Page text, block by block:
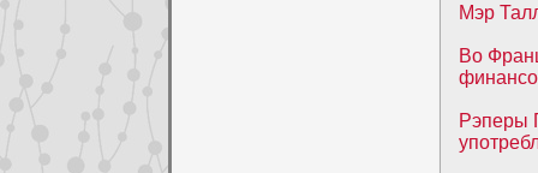
Мэр
Во
Рэперы